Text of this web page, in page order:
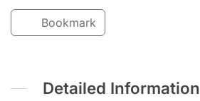
Bookmark
Detailed Information